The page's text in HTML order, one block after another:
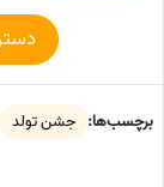
برچسب‌ها: جشن تولد